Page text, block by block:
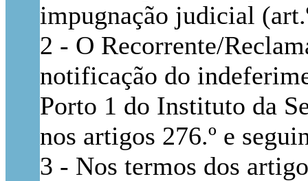
impugnação judicial
2 - O Recorrente/
notificação do
Porto 1 do Instituto da
nos artigos 276.º e
3 - Nos termos dos